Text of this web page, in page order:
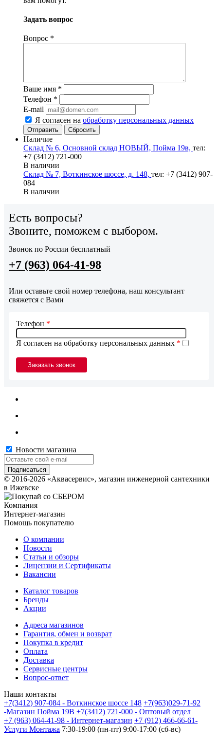
Задать вопрос
Вопрос *
Ваше имя *
Телефон *
E-mail
Я согласен на обработку персональных данных
Сбросить
Наличие
Склад № 6, Основной склад НОВЫЙ, Пойма 19в, тел:
+7 (3412) 721-000
В наличии
Склад № 7, Воткинское шоссе, д. 148, тел: +7 (3412) 907-
084
В наличии
Есть вопросы?
Звоните, поможем с выбором.
Звонок по России бесплатный
+7 (963) 064-41-98
Или оставьте свой номер телефона, наш консультант
свяжется с Вами
Я согласен на обработку персональных данных *
Телефон *
Новости магазина
© 2016-2026 «Аквасервис», магазин инженерной сантехники
в Ижевске
Компания
Интернет-магазин
Помощь покупателю
О компании
Новости
Статьи и обзоры
Лицензии и Сертификаты
Вакансии
Каталог товаров
Бренды
Акции
Адреса магазинов
Гарантия, обмен и возврат
Покупка в кредит
Оплата
Доставка
Сервисные центры
Вопрос-ответ
Наши контакты
+7(3412) 907-084 - Воткинское шоссе 148 +7(963)029-71-92
-Магазин Пойма 19В +7(3412) 721-000 - Оптовый отдел
+7 (963) 064-41-98 - Интернет-магазин +7 (912) 466-66-61-
Услуги Монтажа 7:30-19:00 (пн-пт) 9:00-17:00 (сб-вс)